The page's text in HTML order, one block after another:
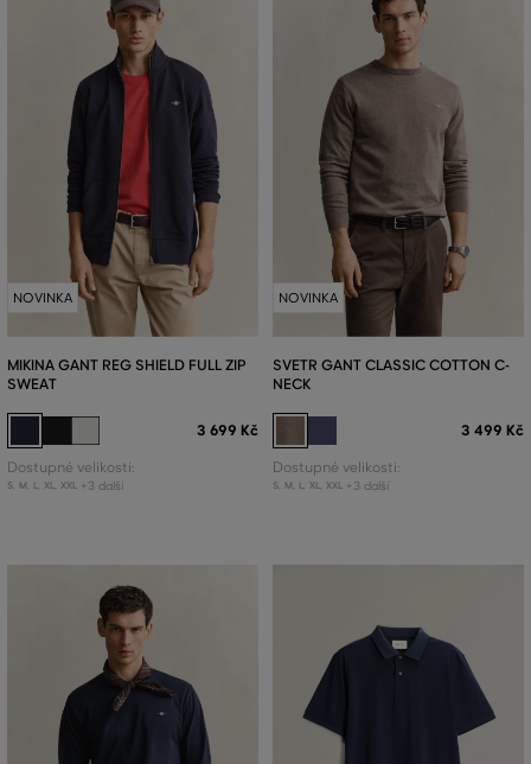
NOVINKA
MIKINA GANT REG SHIELD FULL ZIP
SWEAT
3 699 Kč
Dostupné velikosti:
S, M L, XL, XXL +3 další
NOVINKA
SVETR GANT CLASSIC COTTON C-
NECK
3 499 Kč
Dostupné velikosti:
S, M L, XL, XXL +3 další